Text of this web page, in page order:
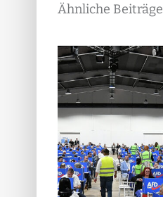
Ähnliche Beiträge